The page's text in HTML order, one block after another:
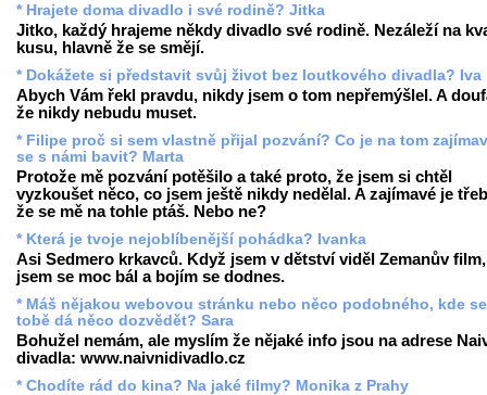
* Hrajete doma divadlo i své rodině? Jitka
Jitko, každý hrajeme někdy divadlo své rodině. Nezáleží na
kusu, hlavně že se smějí.
* Dokážete si představit svůj život bez loutkového divadla? Iva
Abych Vám řekl pravdu, nikdy jsem o tom nepřemýšlel. A
že nikdy nebudu muset.
* Filipe proč si sem vlastně přijal pozvání? Co je na tom
se s námi bavit? Marta
Protože mě pozvání potěšilo a také proto, že jsem si chtěl
vyzkoušet něco, co jsem ještě nikdy nedělal. A zajímavé je
že se mě na tohle ptáš. Nebo ne?
* Která je tvoje nejoblíbenější pohádka? Ivanka
Asi Sedmero krkavců. Když jsem v dětství viděl Zemanův
jsem se moc bál a bojím se dodnes.
* Máš nějakou webovou stránku nebo něco podobného, kde
tobě dá něco dozvědět? Sara
Bohužel nemám, ale myslím že nějaké info jsou na adrese
divadla: www.naivnidivadlo.cz
* Chodíte rád do kina? Na jaké filmy? Monika z Prahy